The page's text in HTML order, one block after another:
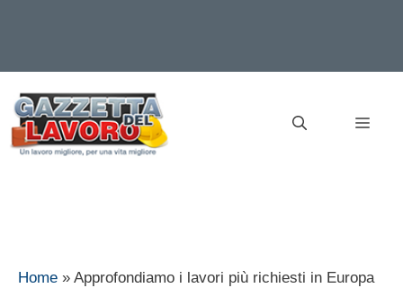
contenuto
Home » Approfondiamo i lavori più richiesti in Europa